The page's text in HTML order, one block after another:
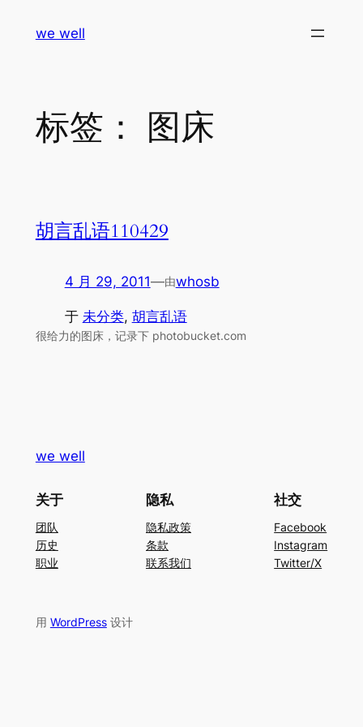
we well
标签： 图床
胡言乱语110429
4 月 29, 2011—由whosb
于 未分类, 胡言乱语
很给力的图床，记录下 photobucket.com
we well
关于
团队
历史
职业
隐私
隐私政策
条款
联系我们
社交
Facebook
Instagram
Twitter/X
用 WordPress设计